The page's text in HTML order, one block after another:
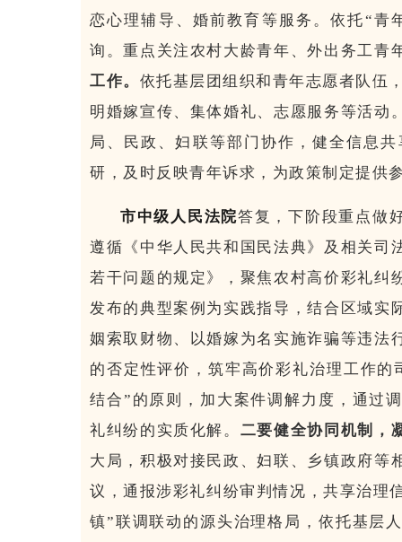
恋心理辅导、婚前教育等服务。依托“青
询。重点关注农村大龄青年、外出务工青
工作。 依托基层团组织和青年志愿者队伍
明婚嫁宣传、集体婚礼、志愿服务等活动
局、民政、妇联等部门协作，健全信息
研，及时反映青年诉求，为政策制定提供
市中级人民法院答复，下阶段重点做
遵循《中华人民共和国民法典》及相关司
若干问题的规定》，聚焦农村高价彩礼纠
发布的典型案例为实践指导，结合区域实
姻索取财物、以婚嫁为名实施诈骗等违法
的否定性评价，筑牢高价彩礼治理工作
结合”的原则，加大案件调解力度，通过
礼纠纷的实质化解。 二要健全协同机制，
大局，积极对接民政、妇联、乡镇政府等
议，通报涉彩礼纠纷审判情况，共享治理
镇”联调联动的源头治理格局，依托基层